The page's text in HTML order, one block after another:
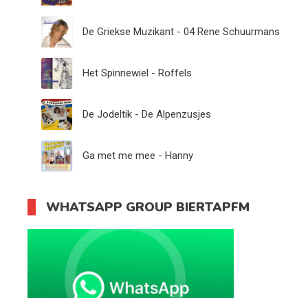
De Griekse Muzikant - 04 Rene Schuurmans
Het Spinnewiel - Roffels
De Jodeltik - De Alpenzusjes
Ga met me mee - Hanny
WHATSAPP GROUP BIERTAPFM